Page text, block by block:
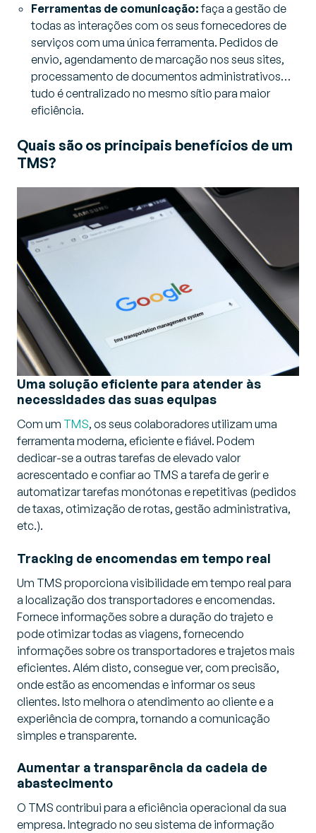
Ferramentas de comunicação:faça a gestão de
todas as interações com os seus fornecedores de
serviços com uma única ferramenta. Pedidos de
envio, agendamento de marcação nos seus sites,
processamento de documentos administrativos…
tudo é centralizado no mesmo sítio para maior
eficiência.
Quais são os principais benefícios de um
TMS?
Uma solução eficiente para atender às
necessidades das suas equipas
Com um TMS, os seus colaboradores utilizam uma
ferramenta moderna, eficiente e fiável. Podem
dedicar-se a outras tarefas de elevado valor
acrescentado e confiar ao TMS a tarefa de gerir e
automatizar tarefas monótonas e repetitivas (pedidos
de taxas, otimização de rotas, gestão administrativa,
etc.).
Tracking de encomendas em tempo real
Um TMS proporciona visibilidade em tempo real para
a localização dos transportadores e encomendas.
Fornece informações sobre a duração do trajeto e
pode otimizar todas as viagens, fornecendo
informações sobre os transportadores e trajetos mais
eficientes. Além disto, consegue ver, com precisão,
onde estão as encomendas e informar os seus
clientes. Isto melhora o atendimento ao cliente e a
experiência de compra, tornando a comunicação
simples e transparente.
Aumentar a transparência da cadeia de
abastecimento
O TMS contribui para a eficiência operacional da sua
empresa. Integrado no seu sistema de informação